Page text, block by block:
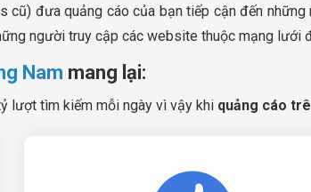
cũ) đưa quảng cáo của bạn tiếp cận đến
người truy cập các website thuộc mạng lưới
Nam mang lại:
lượt tìm kiếm mỗi ngày vì vậy khi quảng cáo